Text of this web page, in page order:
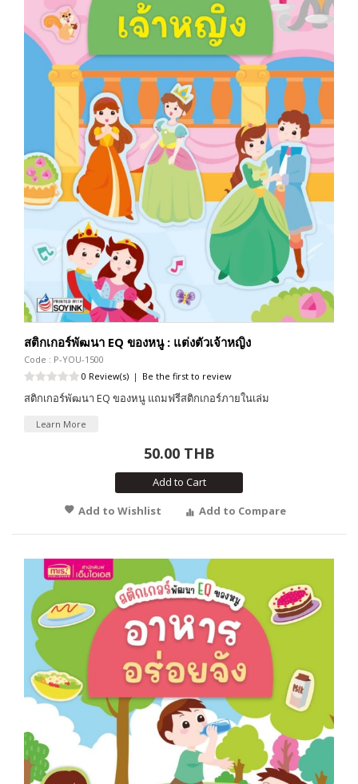
สติกเกอร์พัฒนา EQ ของหนู : แต่งตัวเจ้าหญิง
Code : P-YOU-1500
0 Review(s) | Be the first to review
สติกเกอร์พัฒนา EQ ของหนู แถมฟรีสติกเกอร์ภายในเล่ม
Learn More
50.00 THB
Add to Cart
Add to Wishlist
Add to Compare